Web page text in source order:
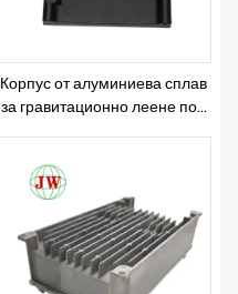
Корпус от алуминиева сплав
за гравитационно леене под